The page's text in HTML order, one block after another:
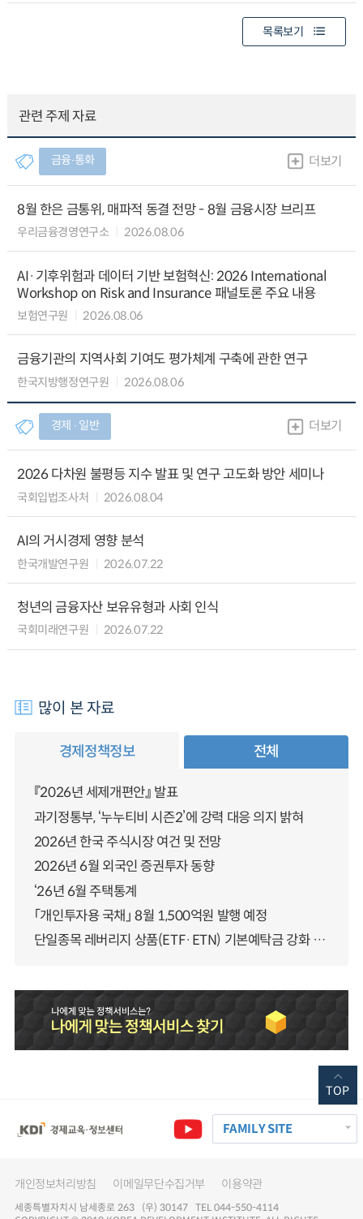
목록보기
관련 주제 자료
금융∙통화 더보기
8월 한은 금통위, 매파적 동결 전망 - 8월 금융시장 브리프
우리금융경영연구소 2026.08.06
AI·기후위험과 데이터 기반 보험혁신: 2026 International
Workshop on Risk and Insurance 패널토론 주요 내용
보험연구원 2026.08.06
금융기관의 지역사회 기여도 평가체계 구축에 관한 연구
한국지방행정연구원 2026.08.06
경제 ∙ 일반 더보기
2026 다차원 불평등 지수 발표 및 연구 고도화 방안 세미나
국회입법조사처 2026.08.04
AI의 거시경제 영향 분석
한국개발연구원 2026.07.22
청년의 금융자산 보유유형과 사회 인식
국회미래연구원 2026.07.22
많이 본 자료
경제정책정보 전체
『2026년 세제개편안』 발표
과기정통부, ‘누누티비 시즌2’에 강력 대응 의지 밝혀
2026년 한국 주식시장 여건 및 전망
2026년 6월 외국인 증권투자 동향
‘26년 6월 주택통계
「개인투자용 국채」 8월 1,500억원 발행 예정
단일종목 레버리지 상품(ETF·ETN) 기본예탁금 강화 조기시행 방안 안내
FAMILY SITE
개인정보처리방침 이메일무단수집거부 이용약관
세종특별자치시 남세종로 263 (우) 30147 TEL 044-550-4114
TOP